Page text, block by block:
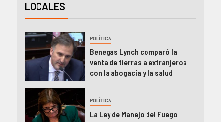
LOCALES
POLÍTICA
Benegas Lynch comparó la
venta de tierras a extranjeros
con la abogacía y la salud
POLÍTICA
La Ley de Manejo del Fuego